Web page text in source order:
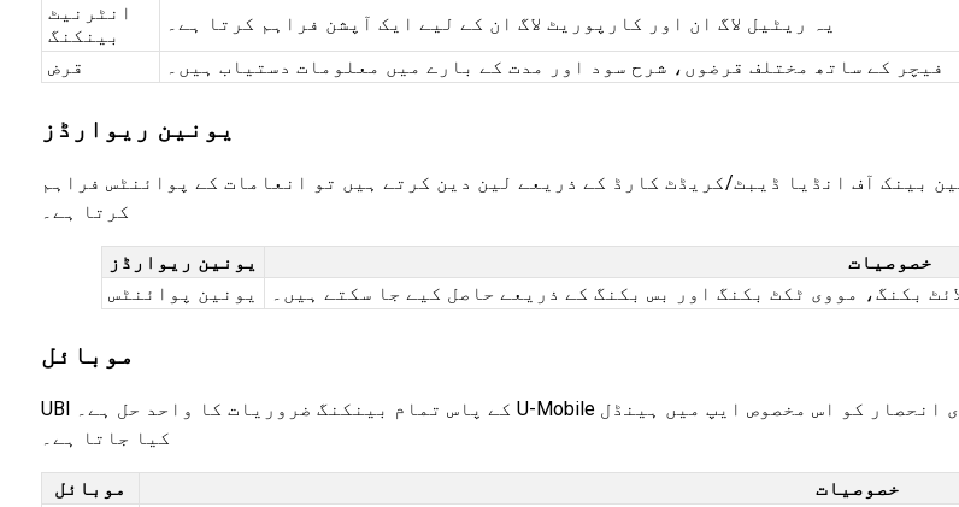
انٹرنیٹ
بینکنگ
یہ ریٹیل لاگ ان اور کارپوریٹ لاگ ان کے لیے ایک آپشن فراہم کرتا ہے۔
قرض
فیچر کے ساتھ مختلف قرضوں، شرح سود اور مدت کے بارے میں معلومات دستیاب ہیں۔
یونین ریوارڈز
بینک آف انڈیا ڈیبٹ/کریڈٹ کارڈ کے ذریعے لین دین کرتے ہیں تو انعامات کے پوائنٹس فراہم
کرتا ہے۔
یونین ریوارڈز
خصوصیات
یونین پوائنٹس
بکنگ، مووی ٹکٹ بکنگ اور بس بکنگ کے ذریعے حاصل کیے جا سکتے ہیں۔
موبائل
UBI کے پاس تمام بینکنگ ضروریات کا واحد حل ہے۔ U-Mobile ایپ "ایک صارف، ایک ایپ" کی پیروی کرتی ہے۔ بینک کے ساتھ ہر بڑی انحصار کو اس مخصوص ایپ میں ہینڈل
کیا جاتا ہے۔
موبائل
خصوصیات